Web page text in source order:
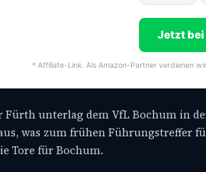
Jetzt
* Affiliate-Link. Als Amazon-Partner verdienen
Fürth unterlag dem VfL Bochum in
was zum frühen Führungstreffer
Tore für Bochum.